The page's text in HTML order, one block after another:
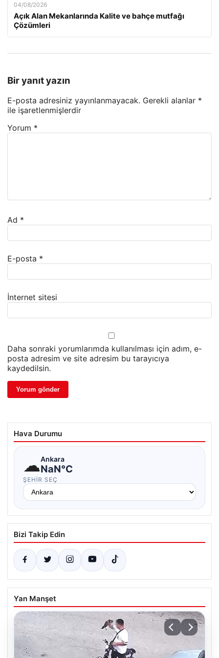
04/08/2026
Açık Alan Mekanlarında Kalite ve bahçe mutfağı
Çözümleri
Bir yanıt yazın
E-posta adresiniz yayınlanmayacak. Gerekli alanlar *
ile işaretlenmişlerdir
Yorum *
Ad *
E-posta *
İnternet sitesi
Daha sonraki yorumlarımda kullanılması için adım, e-
posta adresim ve site adresim bu tarayıcıya
kaydedilsin.
Hava Durumu
☁Ankara
NaN°C
ŞEHIR SEÇ
Bizi Takip Edin
Yan Manşet